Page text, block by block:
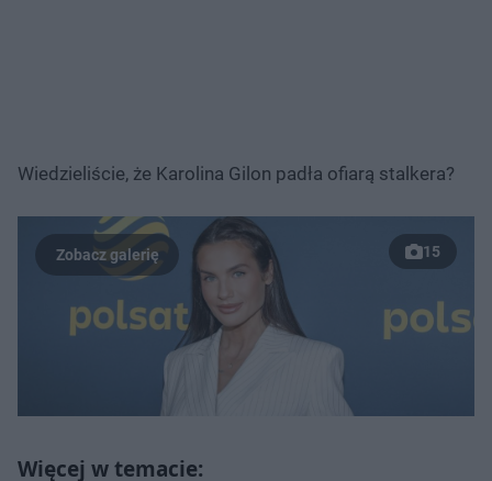
Wiedzieliście, że Karolina Gilon padła ofiarą stalkera?
15